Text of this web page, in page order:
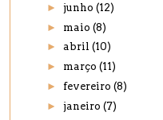
► junho (12)
► maio (8)
► abril (10)
► março (11)
► fevereiro (8)
► janeiro (7)